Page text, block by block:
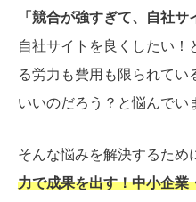
「競合が強すぎて、自社サ
自社サイトを良くしたい
る労力も費用も限られてい
いいのだろう？と悩んでい
そんな悩みを解決するため
力で成果を出す！中小企業